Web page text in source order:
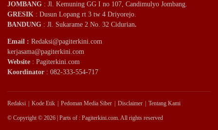
JOMBANG : Jl. Kemuning GG I no 107, Candimulyo Jombang.
GRESIK : Dusun Lopang rt 3 tw 4 Driyorejo.
BANDUNG : Jl. Sukarame 2 No. 32 Cidurian.
Email : Redaksi@pagiterkini.com
kerjasama@pagiterkini.com
Website : Pagiterkini.com
Koordinator : 082-333-554-717
Redaksi Kode Etik Pedoman Media Siber Disclaimer Tentang Kami
© Copyright © 2026 | Parts of : Pagiterkini.com. All rights reserved